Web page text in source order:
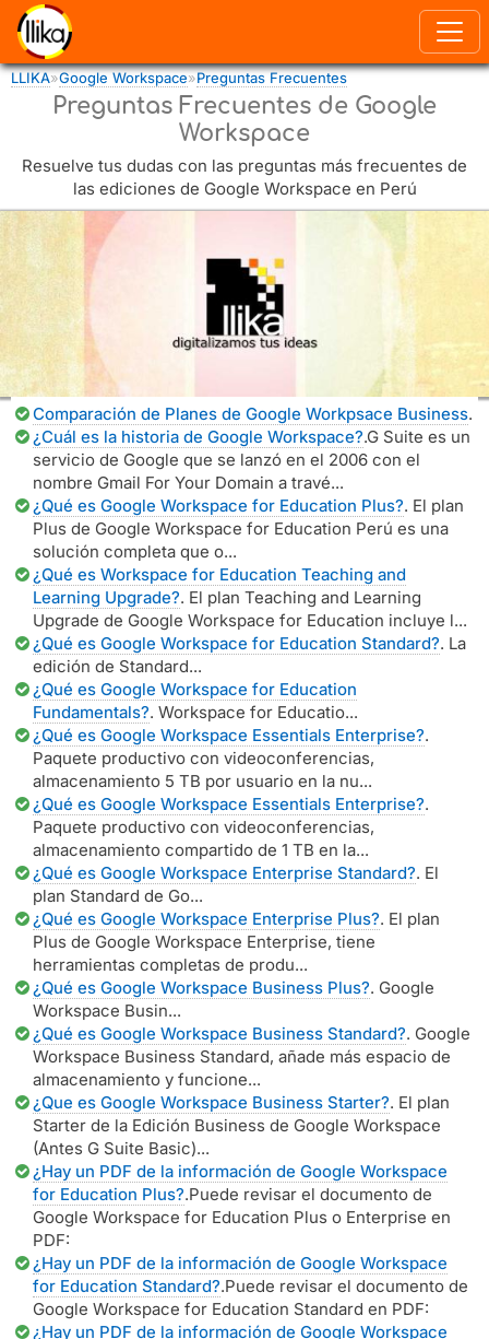
Pasar al contenido principal
Usted está aquí
LLIKA»Google Workspace»Preguntas Frecuentes
Preguntas Frecuentes de Google
Workspace
Resuelve tus dudas con las preguntas más frecuentes de
las ediciones de Google Workspace en Perú
Comparación de Planes de Google Workpsace Business.
¿Cuál es la historia de Google Workspace?.G Suite es un
servicio de Google que se lanzó en el 2006 con el
nombre Gmail For Your Domain a travé...
¿Qué es Google Workspace for Education Plus?. El plan
Plus de Google Workspace for Education Perú es una
solución completa que o...
¿Qué es Workspace for Education Teaching and
Learning Upgrade?. El plan Teaching and Learning
Upgrade de Google Workspace for Education incluye l...
¿Qué es Google Workspace for Education Standard?. La
edición de Standard...
¿Qué es Google Workspace for Education
Fundamentals?. Workspace for Educatio...
¿Qué es Google Workspace Essentials Enterprise?.
Paquete productivo con videoconferencias,
almacenamiento 5 TB por usuario en la nu...
¿Qué es Google Workspace Essentials Enterprise?.
Paquete productivo con videoconferencias,
almacenamiento compartido de 1 TB en la...
¿Qué es Google Workspace Enterprise Standard?. El
plan Standard de Go...
¿Qué es Google Workspace Enterprise Plus?. El plan
Plus de Google Workspace Enterprise, tiene
herramientas completas de produ...
¿Qué es Google Workspace Business Plus?. Google
Workspace Busin...
¿Qué es Google Workspace Business Standard?. Google
Workspace Business Standard, añade más espacio de
almacenamiento y funcione...
¿Que es Google Workspace Business Starter?. El plan
Starter de la Edición Business de Google Workspace
(Antes G Suite Basic)...
¿Hay un PDF de la información de Google Workspace
for Education Plus?.Puede revisar el documento de
Google Workspace for Education Plus o Enterprise en
PDF:
¿Hay un PDF de la información de Google Workspace
for Education Standard?.Puede revisar el documento de
Google Workspace for Education Standard en PDF:
¿Hay un PDF de la información de Google Workspace